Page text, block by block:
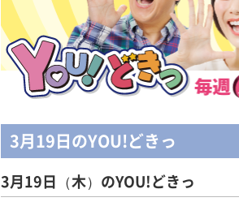
3月19日のYOU!どきっ
3月19日（木）のYOU!どきっ